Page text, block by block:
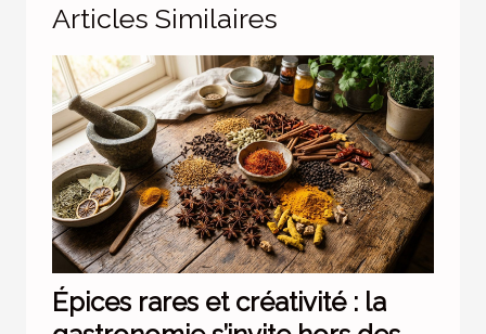
Articles Similaires
Épices rares et créativité : la